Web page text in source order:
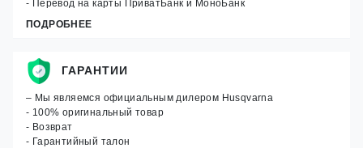
- Перевод на карты ПриватБанк и МоноБанк
ПОДРОБНЕЕ
ГАРАНТИИ
– Мы являемся официальным дилером Husqvarna
- 100% оригинальный товар
- Возврат
- Гарантийный талон